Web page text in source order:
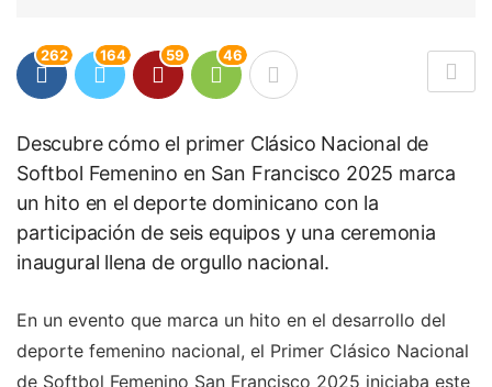
262 164 59 46
Descubre cómo el primer Clásico Nacional de
Softbol Femenino en San Francisco 2025 marca
un hito en el deporte dominicano con la
participación de seis equipos y una ceremonia
inaugural llena de orgullo nacional.
En un evento que marca un hito en el desarrollo del
deporte femenino nacional, el Primer Clásico Nacional
de Softbol Femenino San Francisco 2025 iniciaba este